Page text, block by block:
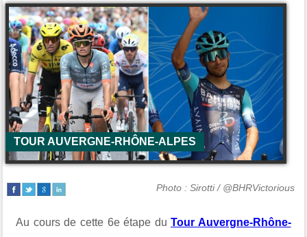
TOUR AUVERGNE-RHÔNE-ALPES
Photo : Sirotti / @BHRVictorious
Au cours de cette 6e étape duTour Auvergne-Rhône-